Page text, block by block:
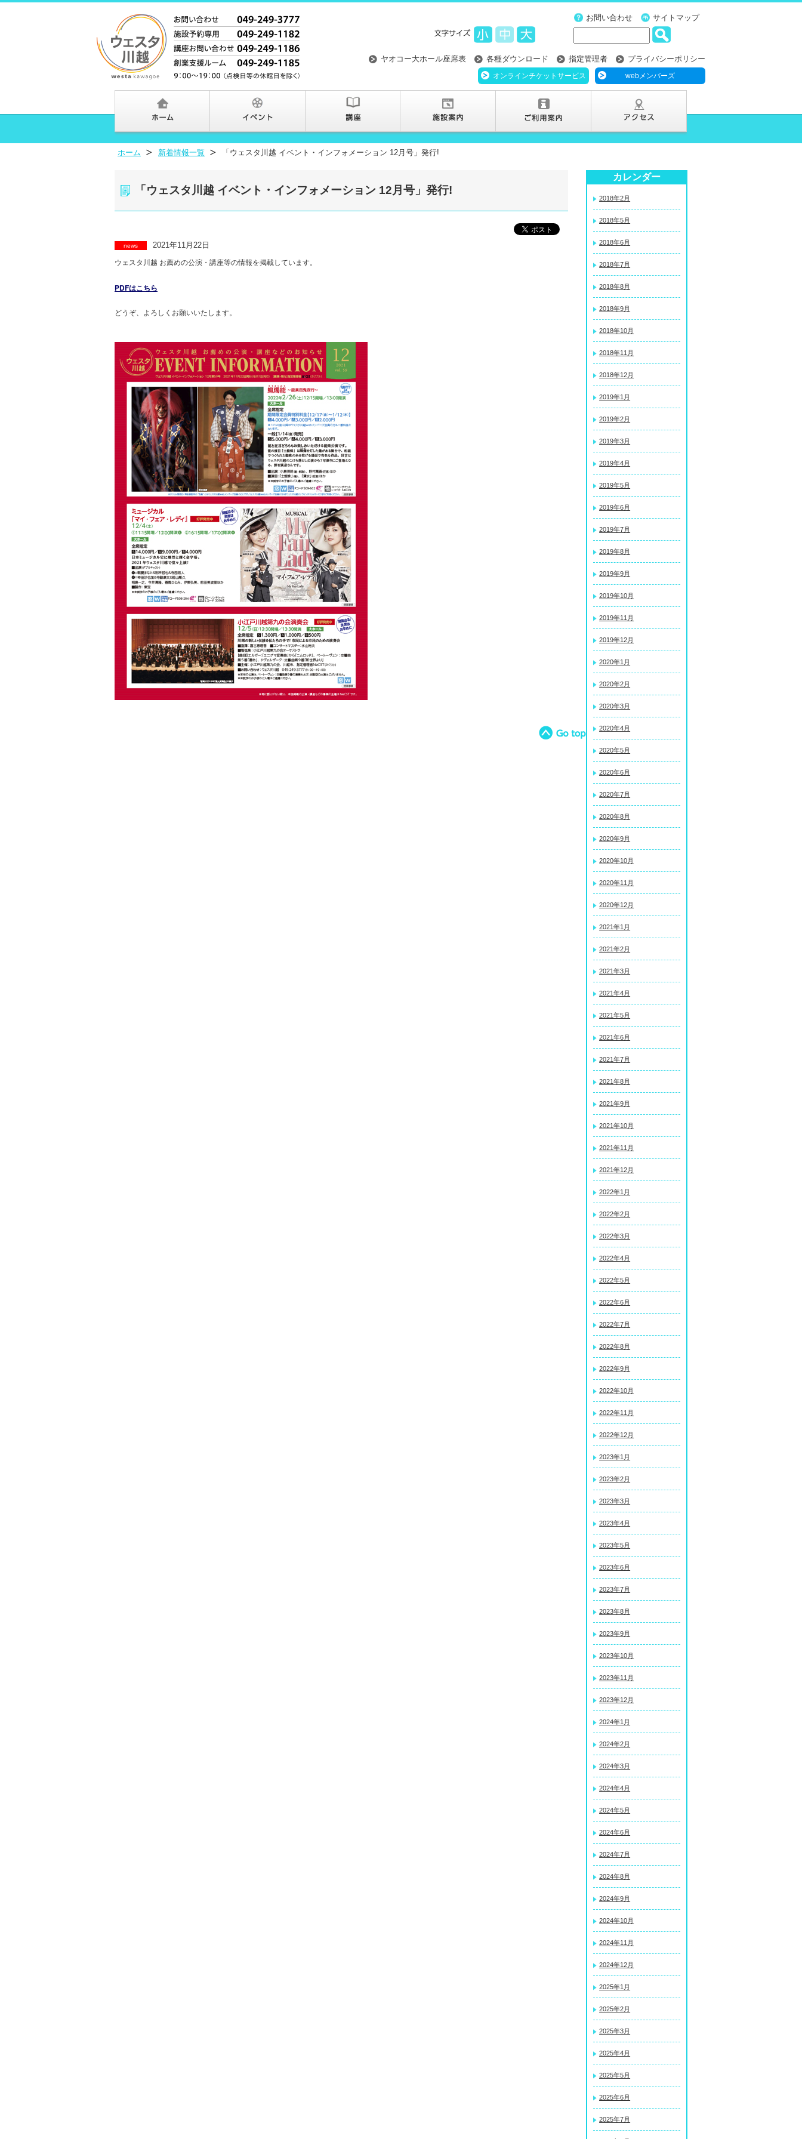
お問い合わせ サイトマップ
ヤオコー大ホール座席表 各種ダウンロード 指定管理者 プライバシーポリシー
オンラインチケットサービス webメンバーズ
ホーム 新着情報一覧 「ウェスタ川越 イベント・インフォメーション 12月号」発行!
カレンダー
2018年2月
2018年5月
2018年6月
2018年7月
2018年8月
2018年9月
2018年10月
2018年11月
2018年12月
2019年1月
2019年2月
2019年3月
2019年4月
2019年5月
2019年6月
2019年7月
2019年8月
2019年9月
2019年10月
2019年11月
2019年12月
2020年1月
2020年2月
2020年3月
2020年4月
2020年5月
2020年6月
2020年7月
2020年8月
2020年9月
2020年10月
2020年11月
2020年12月
2021年1月
2021年2月
2021年3月
2021年4月
2021年5月
2021年6月
2021年7月
2021年8月
2021年9月
2021年10月
2021年11月
2021年12月
2022年1月
2022年2月
2022年3月
2022年4月
2022年5月
2022年6月
2022年7月
2022年8月
2022年9月
2022年10月
2022年11月
2022年12月
2023年1月
2023年2月
2023年3月
2023年4月
2023年5月
2023年6月
2023年7月
2023年8月
2023年9月
2023年10月
2023年11月
2023年12月
2024年1月
2024年2月
2024年3月
2024年4月
2024年5月
2024年6月
2024年7月
2024年8月
2024年9月
2024年10月
2024年11月
2024年12月
2025年1月
2025年2月
2025年3月
2025年4月
2025年5月
2025年6月
2025年7月
「ウェスタ川越 イベント・インフォメーション 12月号」発行!
news 2021年11月22日
ウェスタ川越 お薦めの公演・講座等の情報を掲載しています。
PDFはこちら
どうぞ、よろしくお願いいたします。